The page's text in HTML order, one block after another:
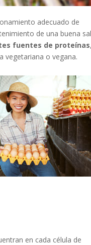
adecuado de
de una buena
fuentes de proteínas
vegetariana o vegana.
en cada célula de